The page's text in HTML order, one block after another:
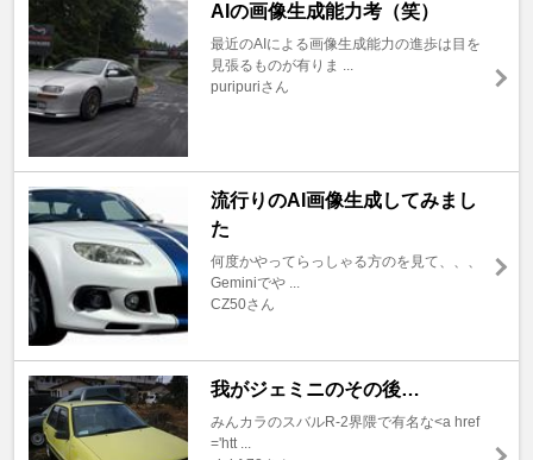
AIの画像生成能力考（笑）
最近のAIによる画像生成能力の進歩は目を
見張るものが有りま ...
puripuriさん
流行りのAI画像生成してみまし
た
何度かやってらっしゃる方のを見て、、、
Geminiでや ...
CZ50さん
我がジェミニのその後…
みんカラのスバルR-2界隈で有名な<a href
='htt ...